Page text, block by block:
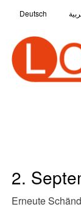
Deutsch
2.
Erneute